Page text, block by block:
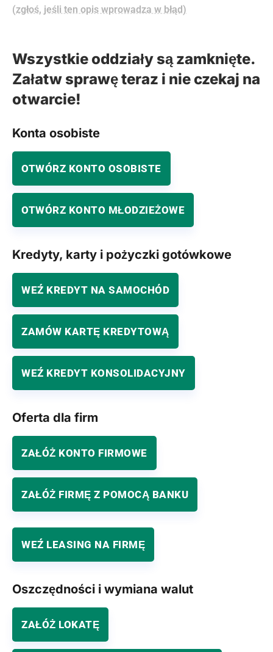
(zgłoś, jeśli ten opis wprowadza w błąd)
Wszystkie oddziały są zamknięte.
Załatw sprawę teraz i nie czekaj na
otwarcie!
Konta osobiste
OTWÓRZ KONTO OSOBISTE
OTWÓRZ KONTO MŁODZIEŻOWE
Kredyty, karty i pożyczki gotówkowe
WEŹ KREDYT NA SAMOCHÓD
ZAMÓW KARTĘ KREDYTOWĄ
WEŹ KREDYT KONSOLIDACYJNY
Oferta dla firm
ZAŁÓŻ KONTO FIRMOWE
ZAŁÓŻ FIRMĘ Z POMOCĄ BANKU
WEŹ LEASING NA FIRMĘ
Oszczędności i wymiana walut
ZAŁÓŻ LOKATĘ